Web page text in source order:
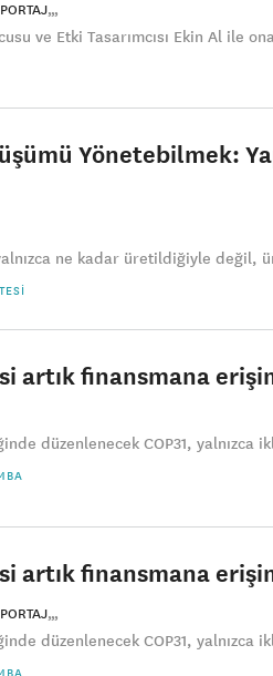
ve Etki Tasarımcısı Ekin Al ile
Yönetebilmek:
ne kadar üretildiğiyle değil,
artık finansmana
düzenlenecek COP31, yalnızca
artık finansmana
düzenlenecek COP31, yalnızca